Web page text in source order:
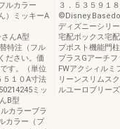
ルカラー
）ミッキーA
んA型
特注（フル
ださい。価
す。（単位
１０A寸法
ミッ
B型
カラーブラ
カラー（プ
３．５３５９１
ディズニーシリ
宅配ボックス宅
プポスト機能門
プラスGアーチ
FWアクシィルミ
リーンスリムス
ルユーロブリー